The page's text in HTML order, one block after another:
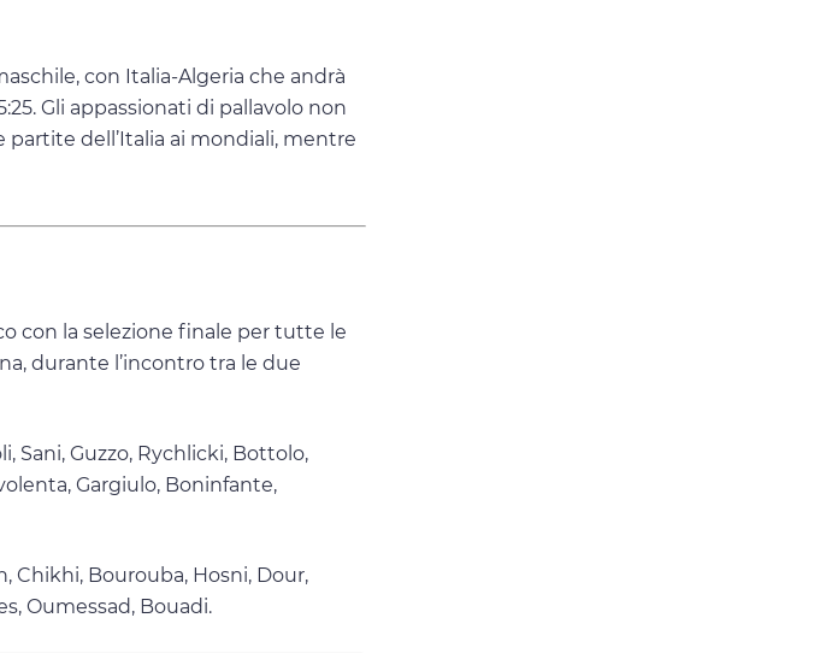
con Italia-Algeria che andrà
Gli appassionati di pallavolo non
dell’Italia ai mondiali, mentre
con la selezione finale per tutte le
durante l’incontro tra le due
Sani, Guzzo, Rychlicki, Bottolo,
Gargiulo, Boninfante,
Chikhi, Bourouba, Hosni, Dour,
Oumessad, Bouadi.